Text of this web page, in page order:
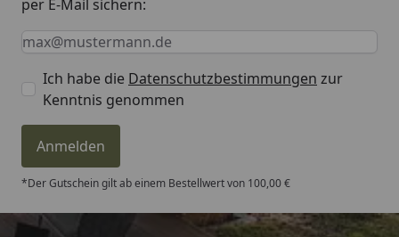
per E-Mail sichern:
Keine Eingabe erforderlich
Eingabe erforderlich
E-Mail *
Ich habe die Datenschutzbestimmungen zur
Kenntnis genommen
Anmelden
*Der Gutschein gilt ab einem Bestellwert von 100,00 €